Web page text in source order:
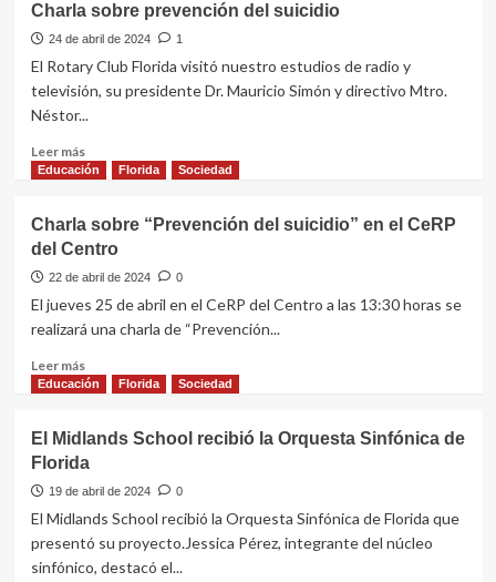
2024
de
Florida
es…
por
un
día
con
alumnos
de
año
Escuela
Nº4
Charla sobre prevención del suicidio
24 de abril de 2024 1
El Rotary Club Florida visitó nuestro estudios de radio y
televisión, su presidente Dr. Mauricio Simón y directivo Mtro.
Néstor...
Leer másLeer
más
sobre
prevención
del
suicidio
Educación Florida Sociedad
Charla sobre “Prevención del suicidio” en el CeRP
del Centro
22 de abril de 2024 0
El jueves 25 de abril en el CeRP del Centro a las 13:30 horas se
realizará una charla de “Prevención...
Leer másLeer
más
sobre
“Prevención
del
suicidio”
el
CeRP
Educación Florida Sociedad
El Midlands School recibió la Orquesta Sinfónica de
Florida
19 de abril de 2024 0
El Midlands School recibió la Orquesta Sinfónica de Florida que
presentó su proyecto.Jessica Pérez, integrante del núcleo
sinfónico, destacó el...